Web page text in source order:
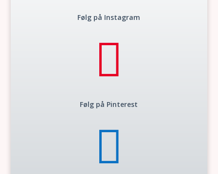
Følg på Instagram

Følg på Pinterest
